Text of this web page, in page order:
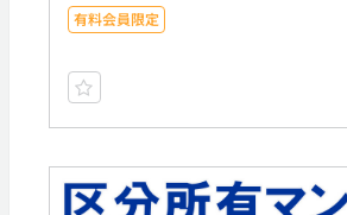
有料会員限定